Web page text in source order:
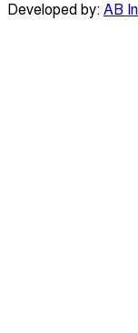
Developed by: AB